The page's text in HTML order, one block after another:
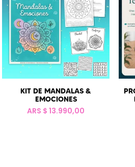
KIT DE MANDALAS &
EMOCIONES
ARS $ 13.990,00